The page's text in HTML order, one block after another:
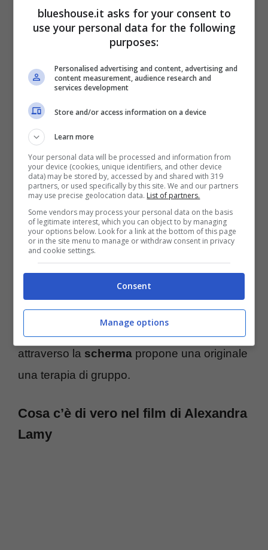
Il film diretto daAlexandra Lamysu una
sceneggiatura di Solen Roy-Pagenault,
tratto dallagraphic novel “Touchées” di
Quentin Zuttion
tratta della prima prova alla regia per l’attrice
Alexandra Lamy, che in Francia è
famosissima e ha girato decine di film e
fiction televisive.
La fiction racconta la vicenda di Lucie,
vittima di violenza domestica, la quale vive
con suo figlio Léo in un piccolo
appartamento che le è stato messo a
disposizione daun’associazioneche si
occupa di violenza di genere e che
attraverso la scherma propone una originale
una terapia di gruppo.
Cosa c’è di vero nel film di Alexandra
Lamy
blueshouse.it asks for your consent to
use your personal data for the following
purposes:
Personalised advertising and content, advertising and
content measurement, audience research and
services development
Store and/or access information on a device
Learn more
Your personal data will be processed and information from
your device (cookies, unique identifiers, and other device
data) may be stored by, accessed by and shared with 319
partners, or used specifically by this site. We and our partners
may use precise geolocation data. List of partners.
Some vendors may process your personal data on the basis
of legitimate interest, which you can object to by managing
your options below. Look for a link at the bottom of this page
or in the site menu to manage or withdraw consent in privacy
and cookie settings.
Consent
Manage options